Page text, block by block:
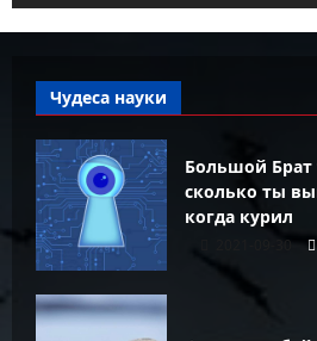
Чудеса науки
Большой Брат
сколько ты
когда курил
2021-09-30